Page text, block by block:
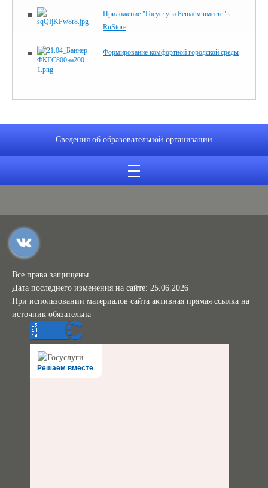
Приложение "Госуслуги.Решаем вместе"в
RuStore
Формирование комфортной городской среды
Сведения об образовательной организации
Все права защищены.
Дата последнего изменения на сайте: 25.06.2026
При использовании материалов сайта активная прямая ссылка на
источник обязательна
Решаем вместе